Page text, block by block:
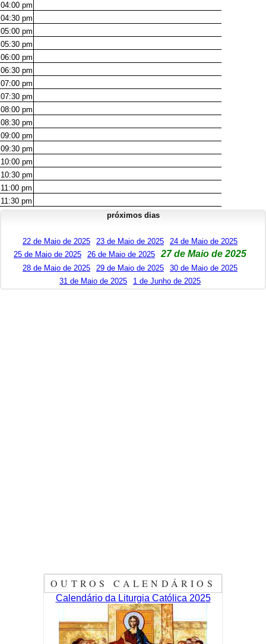
04:00 pm
04:30 pm
05:00 pm
05:30 pm
06:00 pm
06:30 pm
07:00 pm
07:30 pm
08:00 pm
08:30 pm
09:00 pm
09:30 pm
10:00 pm
10:30 pm
11:00 pm
11:30 pm
próximos dias
22 de Maio de 2025 23 de Maio de 2025
24 de Maio de 2025
25 de Maio de 2025
26 de Maio de 2025 27 de Maio de 2025
28 de Maio de 2025 29 de Maio de 2025
30 de Maio de 2025
31 de Maio de 2025
1 de Junho de 2025
OUTROS CALENDÁRIOS
Calendário da Liturgia Católica 2025